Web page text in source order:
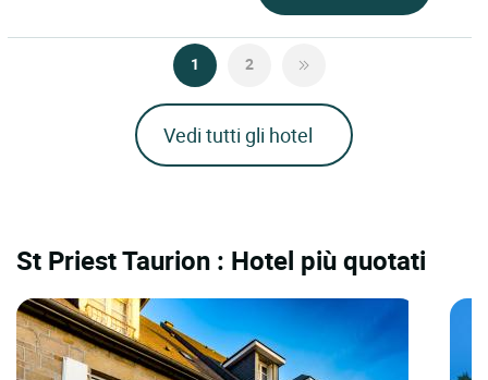
1 2
Vedi tutti gli hotel
St Priest Taurion : Hotel più quotati